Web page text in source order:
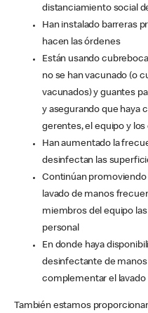
distanciamiento social
Han instalado barreras
hacen las órdenes
Están usando
no se han vacunado (o
vacunados) y guantes
y asegurando que haya
gerentes, el equipo y
Han aumentado la
desinfectan las
Continúan
lavado de manos
miembros del equipo
personal
En donde haya
desinfectante de manos
complementar el
También estamos